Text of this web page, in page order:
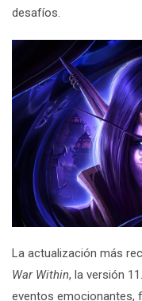
desafíos.
La actualización más
War Within, la versión
eventos emocionantes,